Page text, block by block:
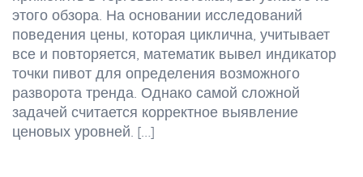
этого обзора. На основании исследований
поведения цены, которая циклична, учитывает
все и повторяется, математик вывел индикатор
точки пивот для определения возможного
разворота тренда. Однако самой сложной
задачей считается корректное выявление
ценовых уровней. […]